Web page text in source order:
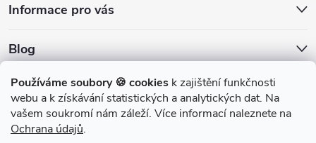
Používáme soubory 🍪 cookies k zajištění funkčnosti
webu a k získávání statistických a analytických dat. Na
vašem soukromí nám záleží. Více informací naleznete na
Ochrana údajů.
Informace pro vás
Blog
Archiv
Přijímáme online platby